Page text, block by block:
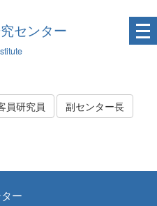
センター
員研究員 副センター長
ー